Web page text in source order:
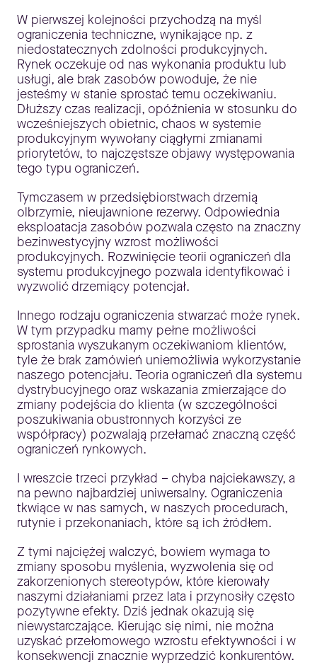
W pierwszej kolejności przychodzą na myśl
ograniczenia techniczne, wynikające np. z
niedostatecznych zdolności produkcyjnych.
Rynek oczekuje od nas wykonania produktu lub
usługi, ale brak zasobów powoduje, że nie
jesteśmy w stanie sprostać temu oczekiwaniu.
Dłuższy czas realizacji, opóźnienia w stosunku do
wcześniejszych obietnic, chaos w systemie
produkcyjnym wywołany ciągłymi zmianami
priorytetów, to najczęstsze objawy występowania
tego typu ograniczeń.
Tymczasem w przedsiębiorstwach drzemią
olbrzymie, nieujawnione rezerwy. Odpowiednia
eksploatacja zasobów pozwala często na znaczny
bezinwestycyjny wzrost możliwości
produkcyjnych. Rozwinięcie teorii ograniczeń dla
systemu produkcyjnego pozwala identyfikować i
wyzwolić drzemiący potencjał.
Innego rodzaju ograniczenia stwarzać może rynek.
W tym przypadku mamy pełne możliwości
sprostania wyszukanym oczekiwaniom klientów,
tyle że brak zamówień uniemożliwia wykorzystanie
naszego potencjału. Teoria ograniczeń dla systemu
dystrybucyjnego oraz wskazania zmierzające do
zmiany podejścia do klienta (w szczególności
poszukiwania obustronnych korzyści ze
współpracy) pozwalają przełamać znaczną część
ograniczeń rynkowych.
I wreszcie trzeci przykład – chyba najciekawszy, a
na pewno najbardziej uniwersalny. Ograniczenia
tkwiące w nas samych, w naszych procedurach,
rutynie i przekonaniach, które są ich źródłem.
Z tymi najciężej walczyć, bowiem wymaga to
zmiany sposobu myślenia, wyzwolenia się od
zakorzenionych stereotypów, które kierowały
naszymi działaniami przez lata i przynosiły często
pozytywne efekty. Dziś jednak okazują się
niewystarczające. Kierując się nimi, nie można
uzyskać przełomowego wzrostu efektywności i w
konsekwencji znacznie wyprzedzić konkurentów.